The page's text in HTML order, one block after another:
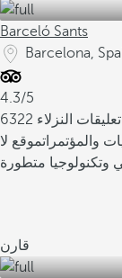
Barceló Sants
Barcelona,
4.3/5
6322 تعليقات النزلاء
موقع لا
وتكنولوجيا متطورة
قارن